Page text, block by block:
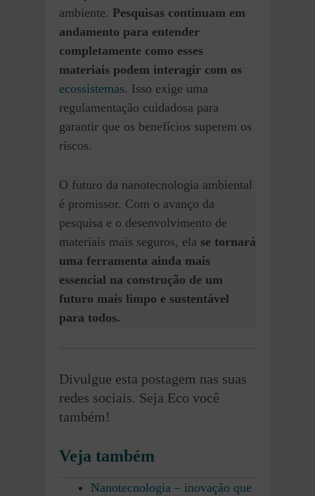
ambiente. Pesquisas continuam em
andamento para entender
completamente como esses
materiais podem interagir com os
ecossistemas. Isso exige uma
regulamentação cuidadosa para
garantir que os benefícios superem os
riscos.
O futuro da nanotecnologia ambiental
é promissor. Com o avanço da
pesquisa e o desenvolvimento de
materiais mais seguros, ela se tornará
uma ferramenta ainda mais
essencial na construção de um
futuro mais limpo e sustentável
para todos.
Divulgue esta postagem nas suas
redes sociais. Seja Eco você
também!
Veja também
Nanotecnologia – inovação que